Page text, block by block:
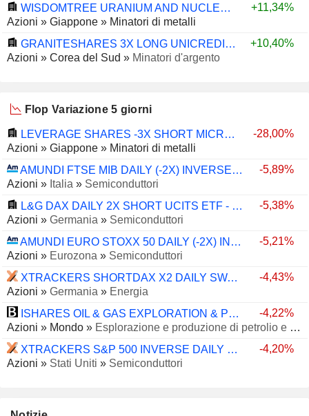
WISDOMTREE URANIUM AND NUCLEAR ENERGY UCITS ETF ACC - USD
+11,34%
Azioni » Giappone » Minatori di metalli
GRANITESHARES 3X LONG UNICREDIT DAILY ETP - EUR
+10,40%
Azioni » Corea del Sud » Minatori d'argento
Flop Variazione 5 giorni
LEVERAGE SHARES -3X SHORT MICROSOFT (MSFT) ETP SECURITIES - USD
-28,00%
Azioni » Giappone » Minatori di metalli
AMUNDI FTSE MIB DAILY (-2X) INVERSE UCITS ETF - ACC - EUR
-5,89%
Azioni » Italia » Semiconduttori
L&G DAX DAILY 2X SHORT UCITS ETF - EUR
-5,38%
Azioni » Germania » Semiconduttori
AMUNDI EURO STOXX 50 DAILY (-2X) INVERSE UCITS ETF - ACC - EUR
-5,21%
Azioni » Eurozona » Semiconduttori
XTRACKERS SHORTDAX X2 DAILY SWAP UCITS ETF 1C - EUR
-4,43%
Azioni » Germania » Energia
ISHARES OIL & GAS EXPLORATION & PRODUCTION UCITS ETF - USD
-4,22%
Azioni » Mondo » Esplorazione e produzione di petrolio e gas
XTRACKERS S&P 500 INVERSE DAILY SWAP UCITS ETF - USD
-4,20%
Azioni » Stati Uniti » Semiconduttori